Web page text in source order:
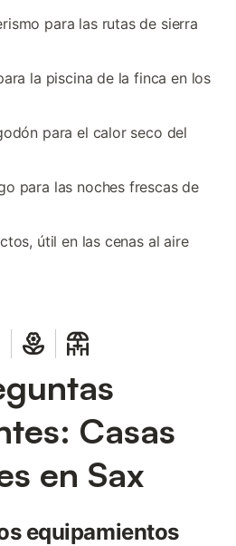
para las rutas de sierra
la piscina de la finca en los
para el calor seco del
para las noches frescas de
útil en las cenas al aire
Casas
en Sax
equipamientos